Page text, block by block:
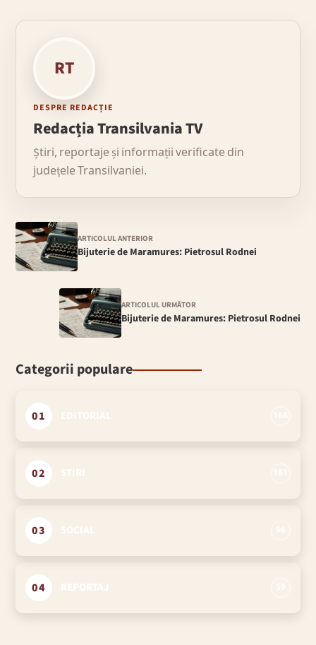
RT
DESPRE REDACȚIE
Redacția Transilvania TV
Știri, reportaje și informații verificate din
județele Transilvaniei.
ARTICOLUL ANTERIOR
Bijuterie de Maramures: Pietrosul Rodnei
ARTICOLUL URMĂTOR
Bijuterie de Maramures: Pietrosul Rodnei
Categorii populare
01
02
03
04